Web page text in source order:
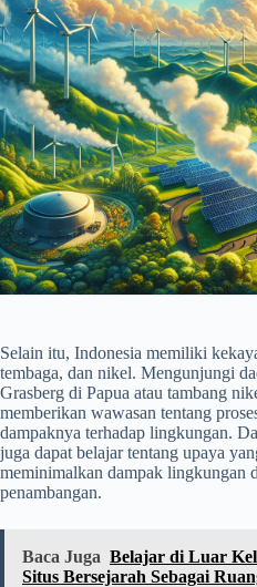
Selain itu, Indonesia memiliki
tembaga, dan nikel. Mengunjungi
Grasberg di Papua atau tambang
memberikan wawasan tentang
dampaknya terhadap lingkungan.
juga dapat belajar tentang upaya
meminimalkan dampak lingkungan
penambangan.
Baca Juga Belajar di Luar
Situs Bersejarah Sebagai